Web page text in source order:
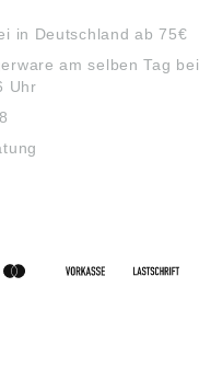
in Deutschland ab 75€
am selben Tag bei
Uhr